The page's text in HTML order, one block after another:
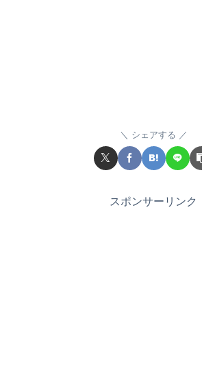
シェアする
スポンサーリンク